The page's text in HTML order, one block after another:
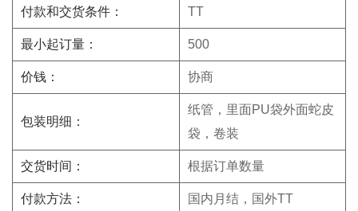
付款和交货条件： TT
最小起订量： 500
价钱： 协商
包装明细：
纸管，里面PU袋外面蛇皮
袋，卷装
交货时间： 根据订单数量
付款方法： 国内月结，国外TT